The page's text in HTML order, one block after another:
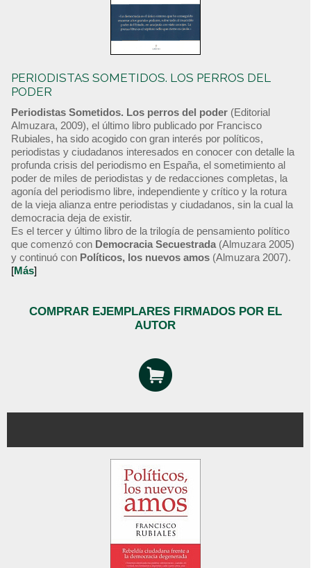
PERIODISTAS SOMETIDOS. LOS PERROS DEL
PODER
Periodistas Sometidos. Los perros del poder (Editorial
Almuzara, 2009), el último libro publicado por Francisco
Rubiales, ha sido acogido con gran interés por políticos,
periodistas y ciudadanos interesados en conocer con detalle la
profunda crisis del periodismo en España, el sometimiento al
poder de miles de periodistas y de redacciones completas, la
agonía del periodismo libre, independiente y crítico y la rotura
de la vieja alianza entre periodistas y ciudadanos, sin la cual la
democracia deja de existir.
Es el tercer y último libro de la trilogía de pensamiento político
que comenzó con Democracia Secuestrada (Almuzara 2005)
y continuó con Políticos, los nuevos amos (Almuzara 2007).
[Más]
COMPRAR EJEMPLARES FIRMADOS POR EL
AUTOR